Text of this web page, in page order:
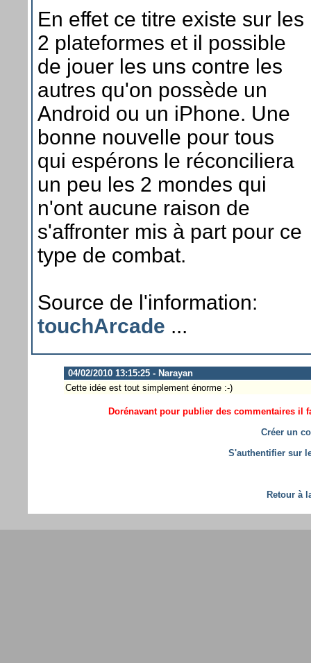
En effet ce titre existe sur les
2 plateformes et il possible
de jouer les uns contre les
autres qu'on possède un
Android ou un iPhone. Une
bonne nouvelle pour tous
qui espérons le réconciliera
un peu les 2 mondes qui
n'ont aucune raison de
s'affronter mis à part pour ce
type de combat.
Source de l'information:
touchArcade ...
04/02/2010 13:15:25 - Narayan
Cette idée est tout simplement énorme :-)
Dorénavant pour publier des commentaires il
Créer un
S'authentifier sur
Retour à